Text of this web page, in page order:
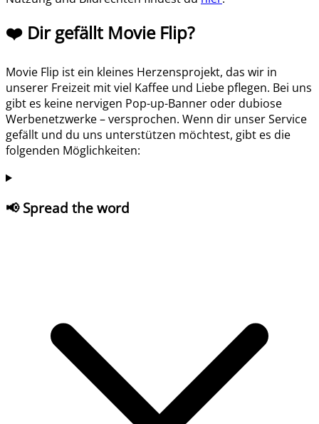
❤️ Dir gefällt Movie Flip?
Movie Flip ist ein kleines Herzensprojekt, das wir in
unserer Freizeit mit viel Kaffee und Liebe pflegen. Bei uns
gibt es keine nervigen Pop-up-Banner oder dubiose
Werbenetzwerke – versprochen. Wenn dir unser Service
gefällt und du uns unterstützen möchtest, gibt es die
folgenden Möglichkeiten:
📢 Spread the word